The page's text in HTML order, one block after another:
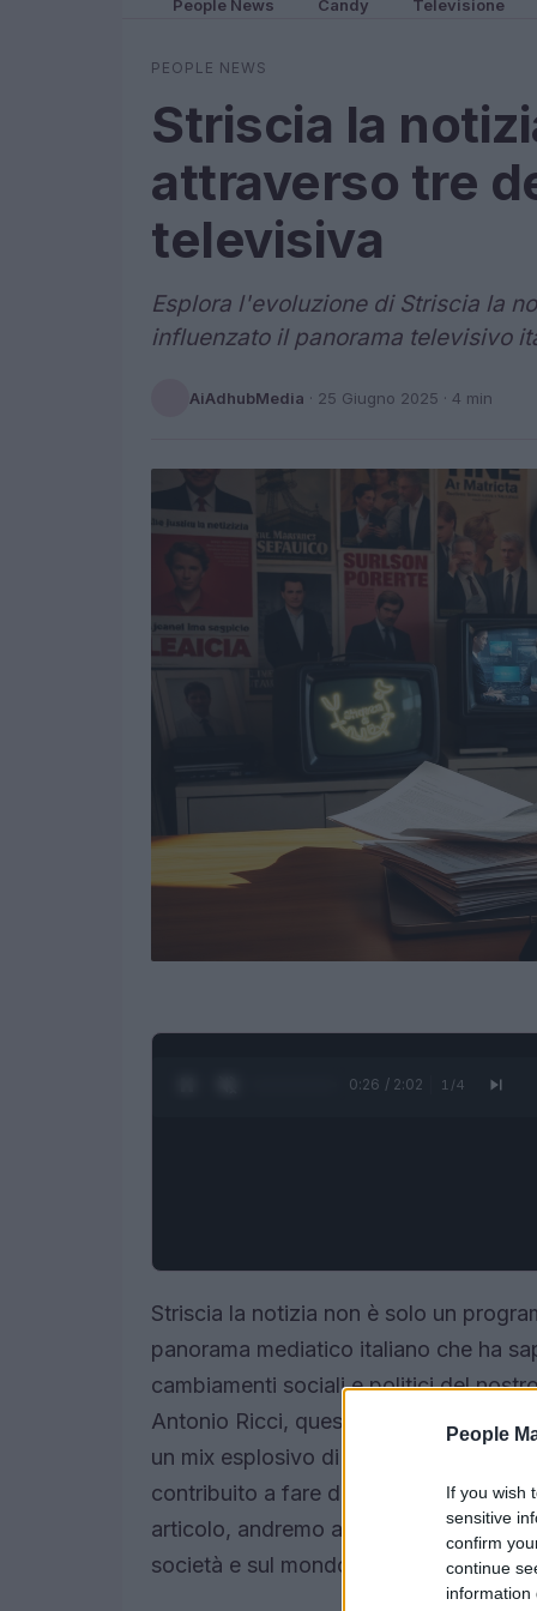
People
If you wish
sensitive
confirm
continue
information
People News Candy Televisione
PEOPLE NEWS
Striscia la
attraverso tre
televisiva
Esplora l'evoluzione di Striscia la
influenzato il panorama televisivo
AiAdhubMedia · 25 Giugno 2025 · 4 min
0:27 / 2:02 1 /4
Striscia la notizia non è solo un
panorama mediatico italiano che ha
cambiamenti sociali e politici del
Antonio Ricci, questo telegiornale
un mix esplosivo di comicità e
contribuito a fare di Striscia un punto
articolo, andremo a rivisitare la sua
società e sul mondo dei media.<\/p>